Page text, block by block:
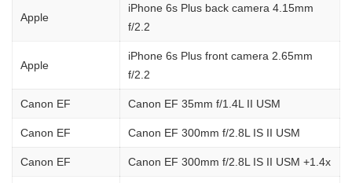
Apple
iPhone 6s Plus back camera 4.15mm
f/2.2
Apple
iPhone 6s Plus front camera 2.65mm
f/2.2
Canon EF Canon EF 35mm f/1.4L II USM
Canon EF Canon EF 300mm f/2.8L IS II USM
Canon EF Canon EF 300mm f/2.8L IS II USM +1.4x